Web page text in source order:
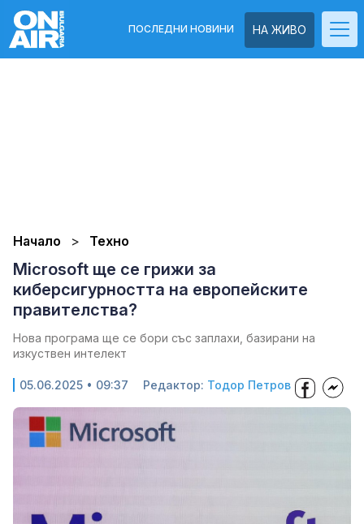
НА ЖИВО
ПОСЛЕДНИ НОВИНИ
Начало Техно
Microsoft ще се грижи за
киберсигурността на европейските
правителства?
Нова програма ще се бори със заплахи, базирани на
изкуствен интелект
05.06.2025 • 09:37 Редактор: Тодор Петров